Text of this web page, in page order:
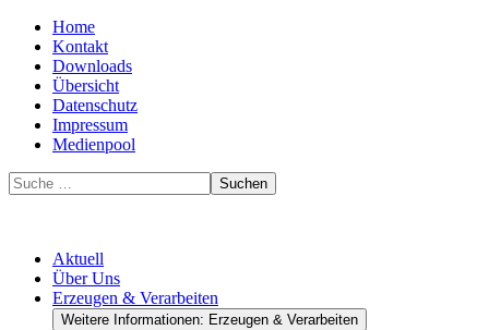
Home
Kontakt
Downloads
Übersicht
Datenschutz
Impressum
Medienpool
Suchen
Aktuell
Über Uns
Erzeugen & Verarbeiten
Weitere Informationen: Erzeugen & Verarbeiten